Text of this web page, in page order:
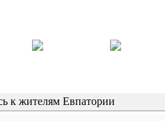
к жителям Евпатории